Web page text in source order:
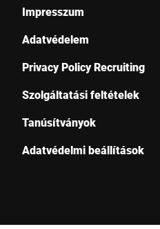
Impresszum
Adatvédelem
Privacy Policy Recruiting
Szolgáltatási feltételek
Tanúsítványok
Adatvédelmi beállítások